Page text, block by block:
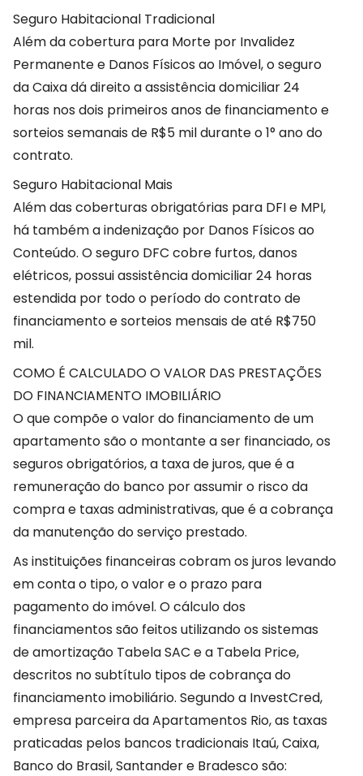
Seguro Habitacional Tradicional
Além da cobertura para Morte por Invalidez
Permanente e Danos Físicos ao Imóvel, o seguro
da Caixa dá direito a assistência domiciliar 24
horas nos dois primeiros anos de financiamento e
sorteios semanais de R$5 mil durante o 1° ano do
contrato.
Seguro Habitacional Mais
Além das coberturas obrigatórias para DFI e MPI,
há também a indenização por Danos Físicos ao
Conteúdo. O seguro DFC cobre furtos, danos
elétricos, possui assistência domiciliar 24 horas
estendida por todo o período do contrato de
financiamento e sorteios mensais de até R$750
mil.
COMO É CALCULADO O VALOR DAS PRESTAÇÕES
DO FINANCIAMENTO IMOBILIÁRIO
O que compõe o valor do financiamento de um
apartamento são o montante a ser financiado, os
seguros obrigatórios, a taxa de juros, que é a
remuneração do banco por assumir o risco da
compra e taxas administrativas, que é a cobrança
da manutenção do serviço prestado.
As instituições financeiras cobram os juros levando
em conta o tipo, o valor e o prazo para
pagamento do imóvel. O cálculo dos
financiamentos são feitos utilizando os sistemas
de amortização Tabela SAC e a Tabela Price,
descritos no subtítulo tipos de cobrança do
financiamento imobiliário. Segundo a InvestCred,
empresa parceira da Apartamentos Rio, as taxas
praticadas pelos bancos tradicionais Itaú, Caixa,
Banco do Brasil, Santander e Bradesco são: